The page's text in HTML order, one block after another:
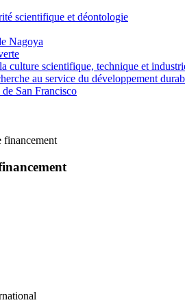
scientifique et déontologie
Nagoya
culture scientifique, technique et
au service du développement
San Francisco
financement